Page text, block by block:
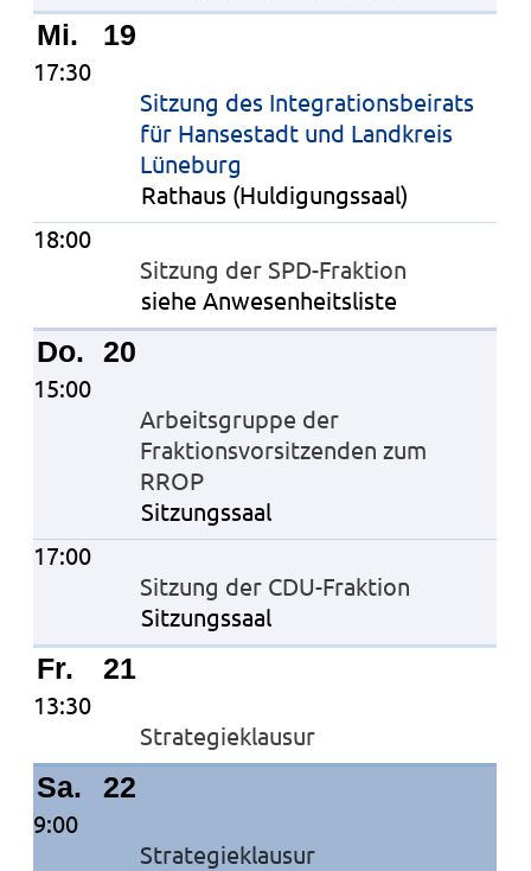
Mi. 19
17:30
Sitzung des Integrationsbeirats
für Hansestadt und Landkreis
Lüneburg
Rathaus (Huldigungssaal)
18:00
Sitzung der SPD-Fraktion
siehe Anwesenheitsliste
Do. 20
15:00
Arbeitsgruppe der
Fraktionsvorsitzenden zum
RROP
Sitzungssaal
17:00
Sitzung der CDU-Fraktion
Sitzungssaal
Fr. 21
13:30
Strategieklausur
Sa. 22
9:00
Strategieklausur